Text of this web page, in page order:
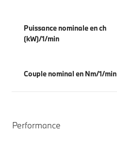
Puissance nominale en ch
(kW)/1/min
Couple nominal en Nm/1/min
Performance